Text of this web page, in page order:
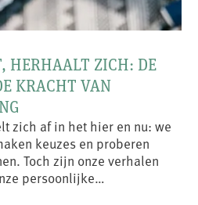
HERHAALT ZICH: DE
KRACHT VAN
zich af in het hier en nu: we
keuzes en proberen
Toch zijn onze verhalen
persoonlijke…